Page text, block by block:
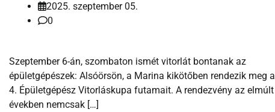
2025. szeptember 05.
0
Szeptember 6-án, szombaton ismét vitorlát bontanak az
épületgépészek: Alsóörsön, a Marina kikötőben rendezik meg a
4. Épületgépész Vitorláskupa futamait. A rendezvény az elmúlt
években nemcsak […]